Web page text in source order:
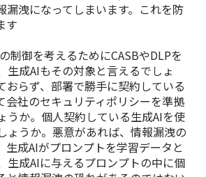
漏洩になってしまいます。これを防
す
制御を考えるためにCASBやDLPを
生成AIもその対象と言えるでしょ
おらず、部署で勝手に契約している
会社のセキュリティポリシーを準拠
うか。個人契約している生成AIを使
ょうか。悪意があれば、情報漏洩の
生成AIがプロンプトを学習データと
生成AIに与えるプロンプトの中に個